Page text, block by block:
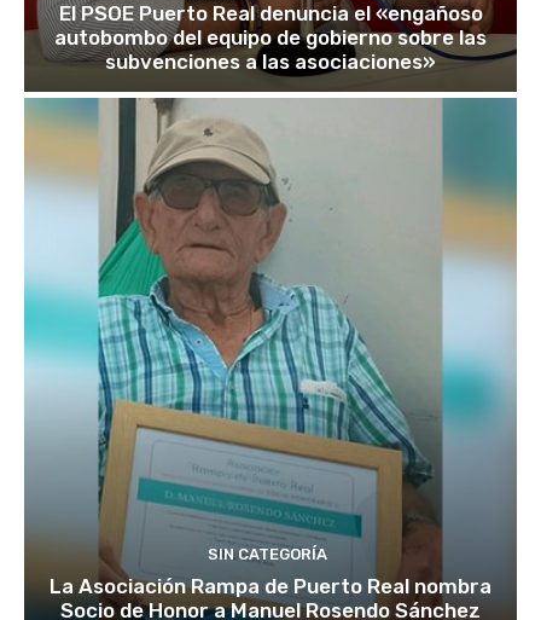
El PSOE Puerto Real denuncia el «engañoso
autobombo del equipo de gobierno sobre las
subvenciones a las asociaciones»
SIN CATEGORÍA
La Asociación Rampa de Puerto Real nombra
Socio de Honor a Manuel Rosendo Sánchez